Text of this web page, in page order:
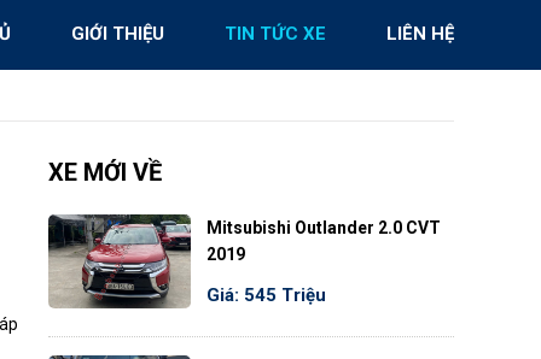
GIỚI THIỆU TIN TỨC XE LIÊN HỆ
XE MỚI VỀ
Mitsubishi Outlander 2.0 CVT
2019
Giá: 545 Triệu